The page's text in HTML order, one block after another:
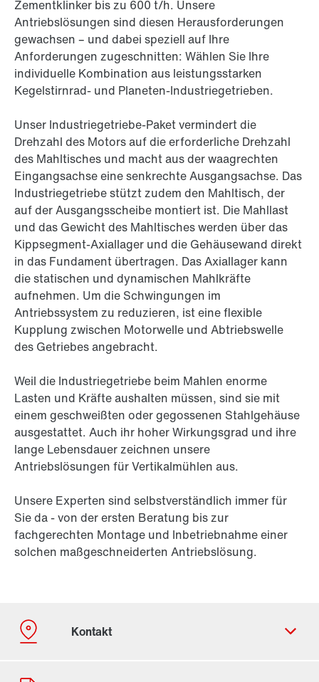
Zementklinker bis zu 600 t/h. Unsere
Antriebslösungen sind diesen Herausforderungen
gewachsen – und dabei speziell auf Ihre
Anforderungen zugeschnitten: Wählen Sie Ihre
individuelle Kombination aus leistungsstarken
Kegelstirnrad- und Planeten-Industriegetrieben.
Unser Industriegetriebe-Paket vermindert die
Drehzahl des Motors auf die erforderliche Drehzahl
des Mahltisches und macht aus der waagrechten
Eingangsachse eine senkrechte Ausgangsachse. Das
Industriegetriebe stützt zudem den Mahltisch, der
auf der Ausgangsscheibe montiert ist. Die Mahllast
und das Gewicht des Mahltisches werden über das
Kippsegment-Axiallager und die Gehäusewand direkt
in das Fundament übertragen. Das Axiallager kann
die statischen und dynamischen Mahlkräfte
aufnehmen. Um die Schwingungen im
Antriebssystem zu reduzieren, ist eine flexible
Kupplung zwischen Motorwelle und Abtriebswelle
des Getriebes angebracht.
Weil die Industriegetriebe beim Mahlen enorme
Lasten und Kräfte aushalten müssen, sind sie mit
einem geschweißten oder gegossenen Stahlgehäuse
ausgestattet. Auch ihr hoher Wirkungsgrad und ihre
lange Lebensdauer zeichnen unsere
Antriebslösungen für Vertikalmühlen aus.
Unsere Experten sind selbstverständlich immer für
Sie da - von der ersten Beratung bis zur
fachgerechten Montage und Inbetriebnahme einer
solchen maßgeschneiderten Antriebslösung.